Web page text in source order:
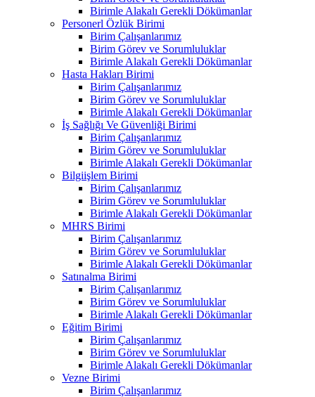
Birimle Alakalı Gerekli Dökümanlar
Personerl Özlük Birimi
Birim Çalışanlarımız
Birim Görev ve Sorumluluklar
Birimle Alakalı Gerekli Dökümanlar
Hasta Hakları Birimi
Birim Çalışanlarımız
Birim Görev ve Sorumluluklar
Birimle Alakalı Gerekli Dökümanlar
İş Sağlığı Ve Güvenliği Birimi
Birim Çalışanlarımız
Birim Görev ve Sorumluluklar
Birimle Alakalı Gerekli Dökümanlar
Bilgiişlem Birimi
Birim Çalışanlarımız
Birim Görev ve Sorumluluklar
Birimle Alakalı Gerekli Dökümanlar
MHRS Birimi
Birim Çalışanlarımız
Birim Görev ve Sorumluluklar
Birimle Alakalı Gerekli Dökümanlar
Satınalma Birimi
Birim Çalışanlarımız
Birim Görev ve Sorumluluklar
Birimle Alakalı Gerekli Dökümanlar
Eğitim Birimi
Birim Çalışanlarımız
Birim Görev ve Sorumluluklar
Birimle Alakalı Gerekli Dökümanlar
Vezne Birimi
Birim Çalışanlarımız